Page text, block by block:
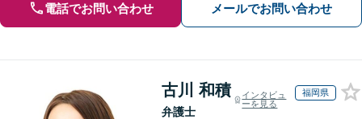
電話でお問い合わせ メールでお問い合わせ
古川 和積
弁護士
インタビュ
ーを見る
福岡県